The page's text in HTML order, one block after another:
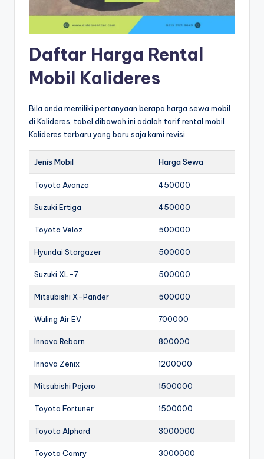
Daftar Harga Rental
Mobil Kalideres
Bila anda memiliki pertanyaan berapa harga sewa mobil
di Kalideres, tabel dibawah ini adalah tarif rental mobil
Kalideres terbaru yang baru saja kami revisi.
Jenis Mobil Harga Sewa
Toyota Avanza 450000
Suzuki Ertiga 450000
Toyota Veloz 500000
Hyundai Stargazer 500000
Suzuki XL-7 500000
Mitsubishi X-Pander 500000
Wuling Air EV 700000
Innova Reborn 800000
Innova Zenix 1200000
Mitsubishi Pajero 1500000
Toyota Fortuner 1500000
Toyota Alphard 3000000
Toyota Camry 3000000